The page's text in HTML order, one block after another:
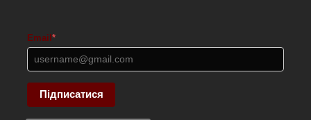
Email *
Підписатися